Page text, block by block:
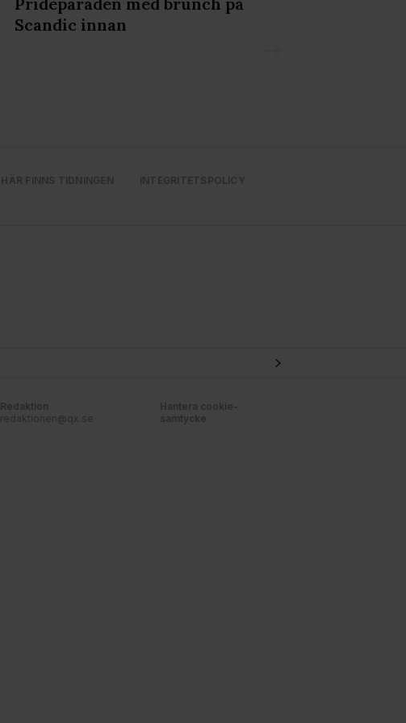
Scandic innan
HÄR FINNS TIDNINGEN
INTEGRITETSPOLICY
Redaktion
redaktionen@qx.se
Hantera cookie-
samtycke